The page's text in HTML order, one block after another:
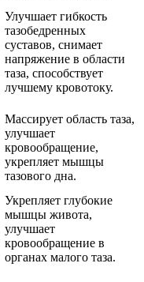
Улучшает гибкость
тазобедренных
суставов, снимает
напряжение в области
таза, способствует
лучшему кровотоку.
Массирует область таза,
улучшает
кровообращение,
укрепляет мышцы
тазового дна.
Укрепляет глубокие
мышцы живота,
улучшает
кровообращение в
органах малого таза.